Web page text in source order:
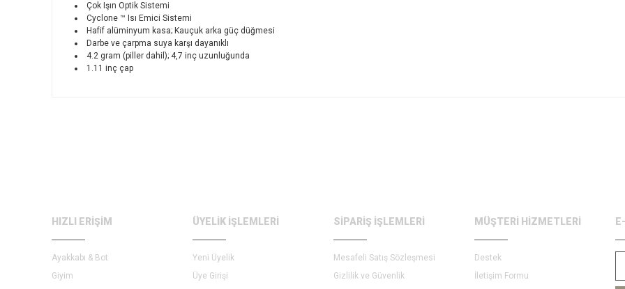
Çok Işın Optik Sistemi
Cyclone ™ Isı Emici Sistemi
Hafif alüminyum kasa; Kauçuk arka güç düğmesi
Darbe ve çarpma suya karşı dayanıklı
4.2 gram (piller dahil ); 4,7 inç uzunluğunda
1.11 inç çap
HIZLI ERİŞİM
Ayakkabı & Bot
Giyim
ÜYELİK İŞLEMLERİ
Yeni Üyelik
Üye Girişi
SİPARİŞ İŞLEMLERİ
Mesafeli Satış Sözleşmesi
Gizlilik ve Güvenlik
MÜŞTERİ HİZMETLERİ
Destek
İletişim Formu